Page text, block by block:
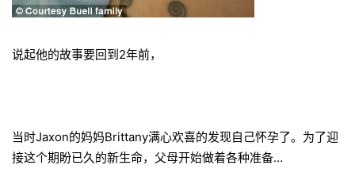
说起他的故事要回到2年前，
当时Jaxon的妈妈Brittany满心欢喜的发现自己怀孕了。为了迎
接这个期盼已久的新生命，父母开始做着各种准备…